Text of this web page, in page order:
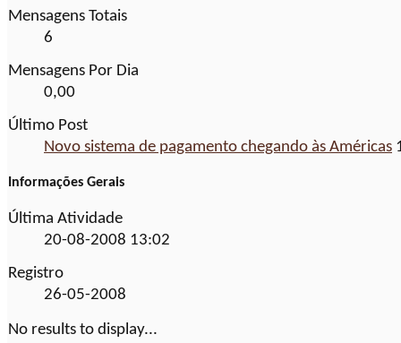
Mensagens Totais
6
Mensagens Por Dia
0,00
Último Post
Novo sistema de pagamento chegando às Américas
Informações Gerais
Última Atividade
20-08-2008 13:02
Registro
26-05-2008
No results to display...